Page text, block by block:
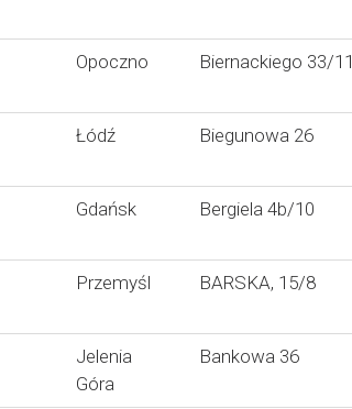
Opoczno Biernackiego 33/11
Łódź Biegunowa 26
Gdańsk Bergiela 4b/10
Przemyśl BARSKA, 15/8
Jelenia
Góra
Bankowa 36